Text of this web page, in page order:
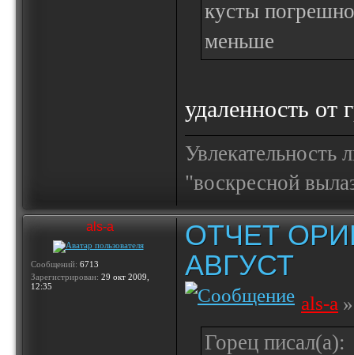
кусты
меньше
удаленность от
Увлекательность
"воскресной
als-a
Сообщений: 6713
Зарегистрирован: 29 окт 2009,
12:35
ОТЧЕТ
АВГУСТ
als-a
Горец писал(а):